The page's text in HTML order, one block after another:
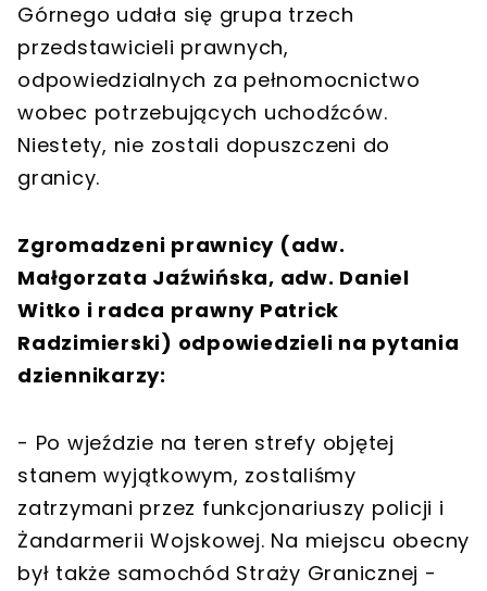
Górnego udała się grupa trzech
przedstawicieli prawnych,
odpowiedzialnych za pełnomocnictwo
wobec potrzebujących uchodźców.
Niestety, nie zostali dopuszczeni do
granicy.
Zgromadzeni prawnicy (adw.
Małgorzata Jaźwińska, adw. Daniel
Witko i radca prawny Patrick
Radzimierski) odpowiedzieli na pytania
dziennikarzy:
- Po wjeździe na teren strefy objętej
stanem wyjątkowym, zostaliśmy
zatrzymani przez funkcjonariuszy policji i
Żandarmerii Wojskowej. Na miejscu obecny
był także samochód Straży Granicznej -